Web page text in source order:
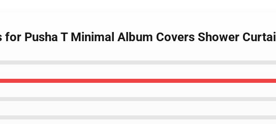
for Pusha T Minimal Album Covers Shower